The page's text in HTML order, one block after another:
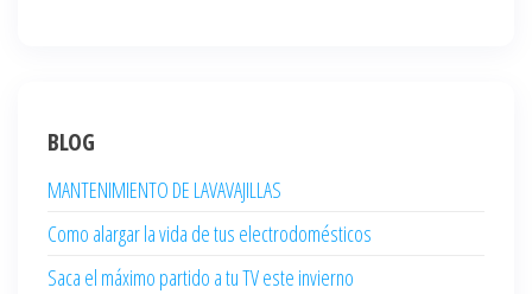
BLOG
MANTENIMIENTO DE LAVAVAJILLAS
Como alargar la vida de tus electrodomésticos
Saca el máximo partido a tu TV este invierno